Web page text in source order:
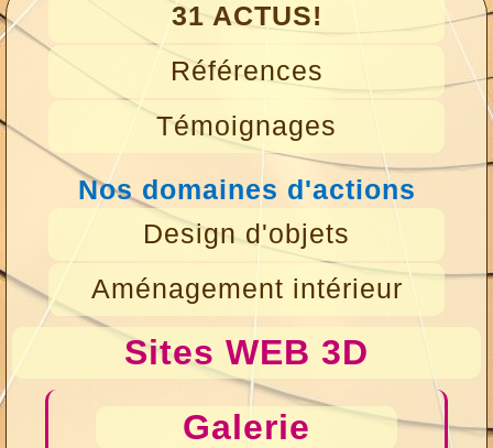
31 ACTUS!
Références
Témoignages
Nos domaines d'actions
Design d'objets
Aménagement intérieur
Sites WEB 3D
Galerie